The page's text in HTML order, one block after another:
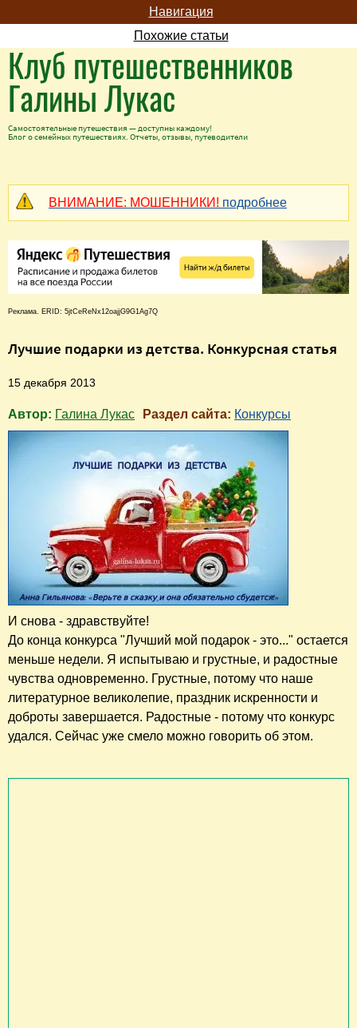
Навигация
Похожие статьи
Клуб путешественников
Галины Лукас
Самостоятельные путешествия — доступны каждому!
Блог о семейных путешествиях. Отчеты, отзывы, путеводители
ВНИМАНИЕ: МОШЕННИКИ! подробнее
Реклама. ERID: 5jtCeReNx12oajjG9G1Ag7Q
Лучшие подарки из детства. Конкурсная статья
15 декабря 2013
Автор: Галина Лукас Раздел сайта: Конкурсы
И снова - здравствуйте!
До конца конкурса "Лучший мой подарок - это..." остается
меньше недели. Я испытываю и грустные, и радостные
чувства одновременно. Грустные, потому что наше
литературное великолепие, праздник искренности и
доброты завершается. Радостные - потому что конкурс
удался. Сейчас уже смело можно говорить об этом.